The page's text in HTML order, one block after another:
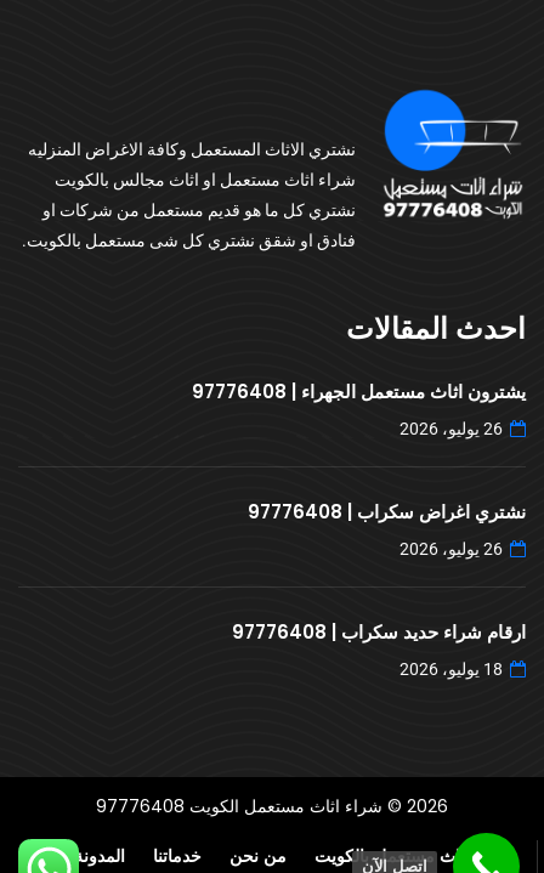
نشتري الاثاث المستعمل وكافة الاغراض المنزليه
شراء اثاث مستعمل او اثاث مجالس بالكويت
نشتري كل ما هو قديم مستعمل من شركات او
فنادق او شقق نشتري كل شى مستعمل بالكويت.
احدث المقالات
يشترون اثاث مستعمل الجهراء | 97776408
26 يوليو، 2026
نشتري اغراض سكراب | 97776408
26 يوليو، 2026
ارقام شراء حديد سكراب | 97776408
18 يوليو، 2026
2026 © شراء اثاث مستعمل الكويت 97776408
شراء اثاث مستعمل بالكويت من نحن خدماتنا المدونة اتصل الآن